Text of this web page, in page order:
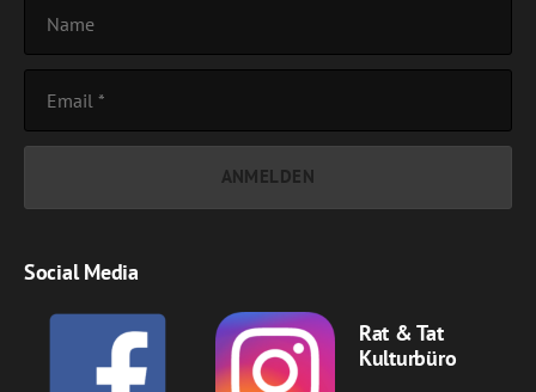
Social Media
Rat & Tat
Kulturbüro